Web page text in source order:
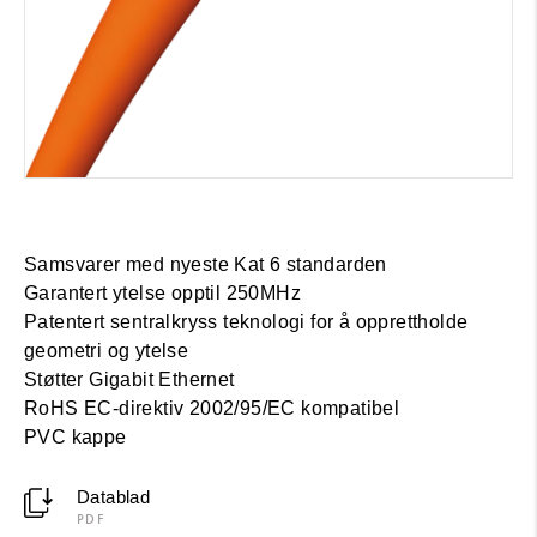
Samsvarer med nyeste Kat 6 standarden
Garantert ytelse opptil 250MHz
Patentert sentralkryss teknologi for å opprettholde
geometri og ytelse
Støtter Gigabit Ethernet
RoHS EC-direktiv 2002/95/EC kompatibel
PVC kappe
Datablad
PDF